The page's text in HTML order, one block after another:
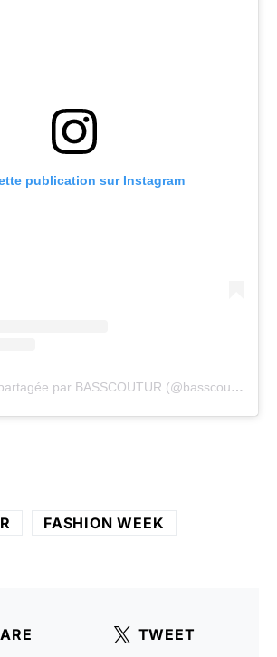
publication sur Instagram
Une publication partagée par BASSCOUTUR (@basscoutur75)
FASHION WEEK
TWEET